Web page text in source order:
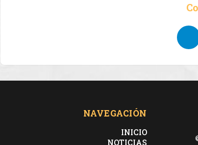
NAVEGACIÓN
INICIO
NOTICIAS